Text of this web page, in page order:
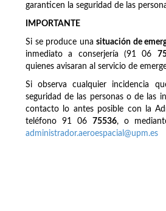
garanticen la seguridad de las
IMPORTANTE
Si se produce una situación de
inmediato a conserjería (91 06
quienes avisaran al servicio de
Si observa cualquier incidencia
seguridad de las personas o de las
contacto lo antes posible con la
teléfono 91 06 75536, o
administrador.aeroespacial@upm.es